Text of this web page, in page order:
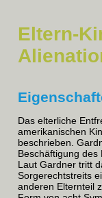
Eltern-
Das elterliche
amerikanischen
beschrieben.
Beschäftigung
Laut Gardner tritt
Sorgerechtstreits
anderen Elternteil